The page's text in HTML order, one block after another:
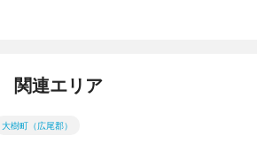
関連エリア
大樹町（広尾郡）